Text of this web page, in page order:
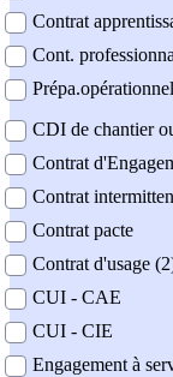
Contrat
Cont.
CDI de chantier
Contrat
Contrat
Contrat pacte
Contrat d'usage
CUI - CAE
CUI - CIE
Engagement à